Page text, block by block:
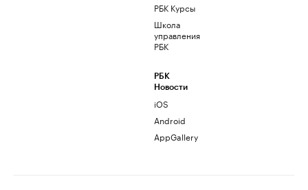
РБК Курсы
Школа
управления
РБК
РБК
Новости
iOS
Android
AppGallery